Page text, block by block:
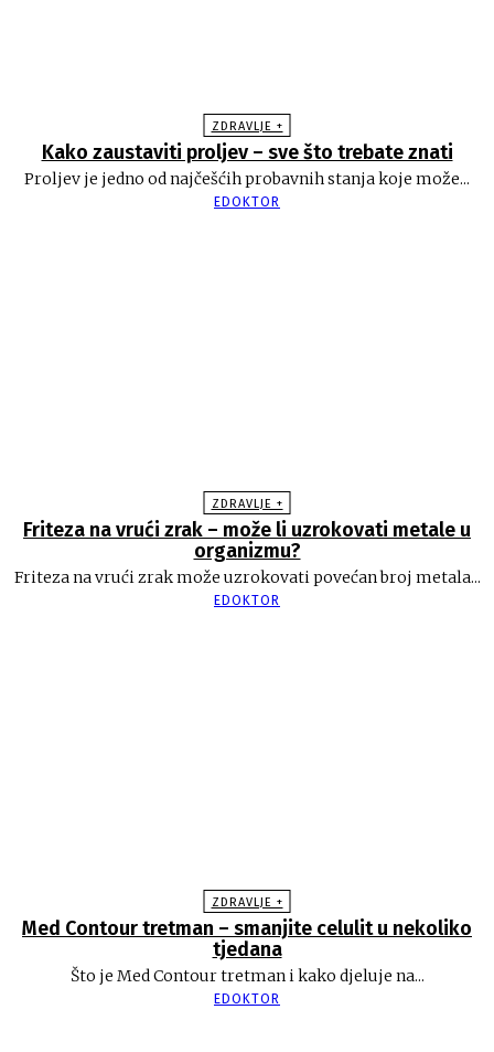
ZDRAVLJE +
Kako zaustaviti proljev – sve što trebate znati
Proljev je jedno od najčešćih probavnih stanja koje može...
EDOKTOR
ZDRAVLJE +
Friteza na vrući zrak – može li uzrokovati metale u
organizmu?
Friteza na vrući zrak može uzrokovati povećan broj metala...
EDOKTOR
ZDRAVLJE +
Med Contour tretman – smanjite celulit u nekoliko
tjedana
Što je Med Contour tretman i kako djeluje na...
EDOKTOR